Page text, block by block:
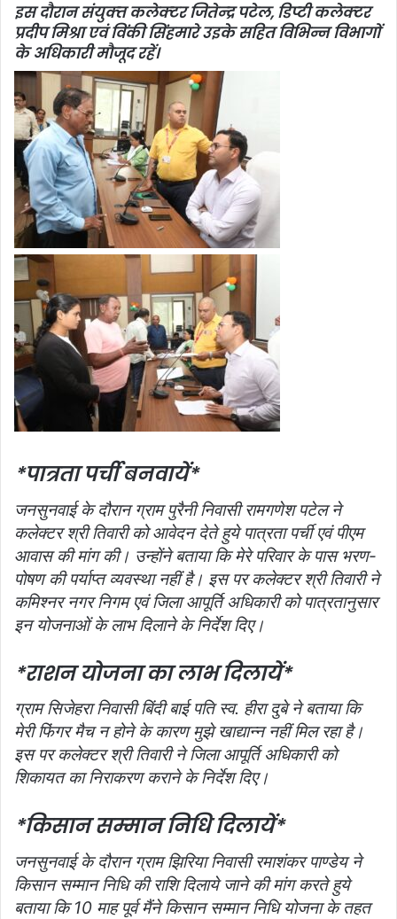
इस दौरान संयुक्‍त कलेक्‍टर जितेन्‍द्र पटेल, डिप्‍टी कलेक्‍टर
प्रदीप मिश्रा एवं विंकी सिंहमारे उइके सहित विभिन्न विभागों
के अधिकारी मौजूद रहें।
*पात्रता पर्ची बनवायें*
जनसुनवाई के दौरान ग्राम पुरैनी निवासी रामगणेश पटेल ने
कलेक्‍टर श्री तिवारी को आवेदन देते हुये पात्रता पर्ची एवं पीएम
आवास की मांग की। उन्‍होंने बताया कि मेरे परिवार के पास भरण-
पोषण की पर्याप्‍त व्‍यवस्‍था नहीं है। इस पर कलेक्‍टर श्री तिवारी ने
कमिश्‍नर नगर निगम एवं जिला आपूर्ति अधिकारी को पात्रतानुसार
इन योजनाओं के लाभ दिलाने के निर्देश दिए।
*राशन योजना का लाभ दिलायें*
ग्राम सिजेहरा निवासी बिंदी बाई पति स्‍व. हीरा दुबे ने बताया कि
मेरी फिंगर मैच न होने के कारण मुझे खाद्यान्‍न नहीं मिल रहा है।
इस पर कलेक्‍टर श्री तिवारी ने जिला आपूर्ति अधिकारी को
शिकायत का निराकरण कराने के निर्देश दिए।
*किसान सम्‍मान निधि दिलायें*
जनसुनवाई के दौरान ग्राम झिरिया निवासी रमाशंकर पाण्‍डेय ने
किसान सम्मान निधि की राशि दिलाये जाने की मांग करते हुये
बताया कि 10 माह पूर्व मैंने किसान सम्‍मान निधि योजना के तहत